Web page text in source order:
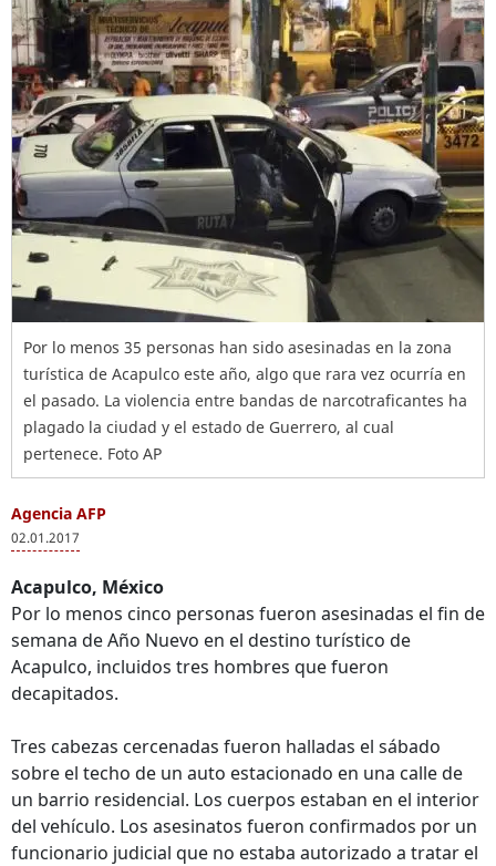
Por lo menos 35 personas han sido asesinadas en la zona
turística de Acapulco este año, algo que rara vez ocurría en
el pasado. La violencia entre bandas de narcotraficantes ha
plagado la ciudad y el estado de Guerrero, al cual
pertenece. Foto AP
Agencia AFP
02.01.2017
Acapulco, México
Por lo menos cinco personas fueron asesinadas el fin de
semana de Año Nuevo en el destino turístico de
Acapulco, incluidos tres hombres que fueron
decapitados.
Tres cabezas cercenadas fueron halladas el sábado
sobre el techo de un auto estacionado en una calle de
un barrio residencial. Los cuerpos estaban en el interior
del vehículo. Los asesinatos fueron confirmados por un
funcionario judicial que no estaba autorizado a tratar el